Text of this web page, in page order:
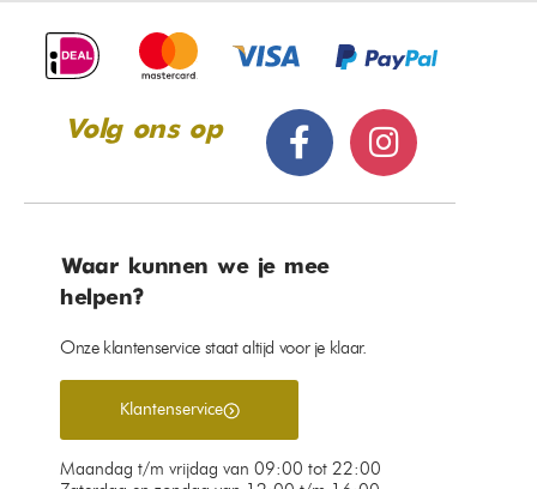
Volg ons op
Waar kunnen we je mee
helpen?
Onze klantenservice staat altijd voor je klaar.
Klantenservice
Maandag t/m vrijdag van 09:00 tot 22:00